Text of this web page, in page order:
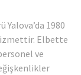
Yalova’da 1980
Elbette
ve